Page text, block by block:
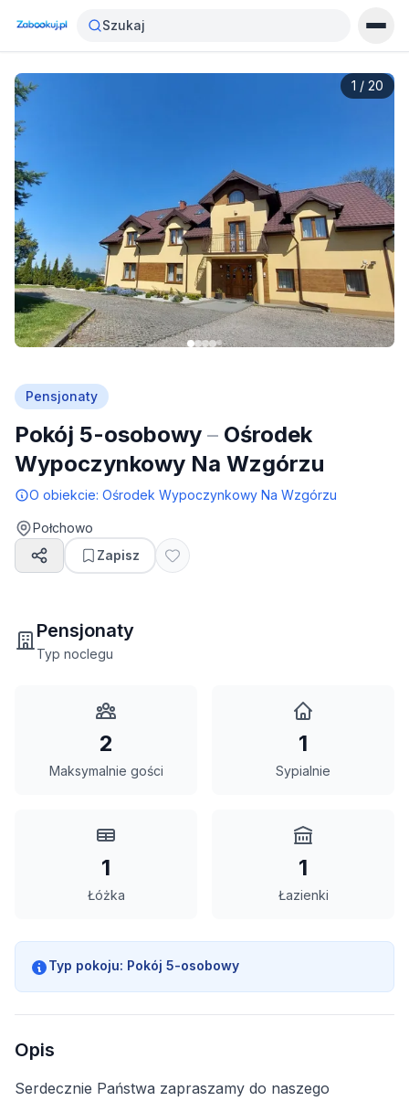
Szukaj
1 / 20
Pensjonaty
Pokój 5-osobowy – Ośrodek
Wypoczynkowy Na Wzgórzu
O obiekcie: Ośrodek Wypoczynkowy Na Wzgórzu
Połchowo
Zapisz
Pensjonaty
Typ noclegu
2
Maksymalnie gości
1
Sypialnie
1
Łóżka
1
Łazienki
Typ pokoju: Pokój 5-osobowy
Opis
Serdecznie Państwa zapraszamy do naszego